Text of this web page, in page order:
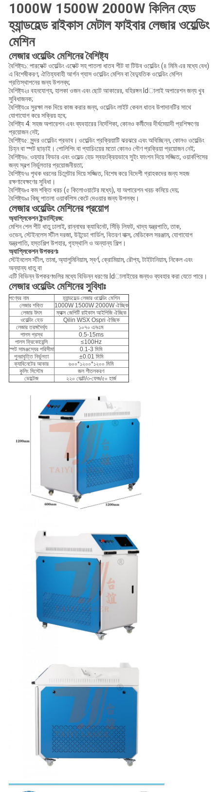
1000W 1500W 2000W কিলিন হেড
হ্যান্ডহেল্ড রাইকাস মেটাল ফাইবার লেজার ওয়েল্ডিং
মেশিন
লেজার ওয়েল্ডিং মেশিনের বৈশিষ্ট্য
বৈশিষ্ট্য১: পারফেক্ট ওয়েল্ডিং এফেক্ট সহ পাতলা ধাতব শীট বা টিউব ওয়েল্ডিং (৪ মিমি এর মধ্যে বেধ)
এ বিশেষীকরণ, ঐতিহ্যবাহী আর্গন গ্যাস ওয়েল্ডিং মেশিন বা বৈদ্যুতিক ওয়েল্ডিং মেশিন
প্রতিস্থাপনের জন্য উপলব্ধ;
বৈশিষ্ট্য২ঃ বহনযোগ্য, হালকা ওজন এবং ছোট আকারের, বহিরঙ্গন ldালাই অপারেশন জন্য খুব
সুবিধাজনক;
বৈশিষ্ট্য৩ঃ সুরক্ষা লক দিয়ে কাজ করার জন্য, ওয়েল্ডিং লাইট কেবল ধাতব উপাদানটির সাথে
যোগাযোগ করে সক্রিয় হবে;
বৈশিষ্ট্য 4: সহজ অপারেশন এবং ব্যবহারের নির্দেশিকা, কোনও কর্মীদের দীর্ঘমেয়াদী প্রশিক্ষণের
প্রয়োজন নেই;
বৈশিষ্ট্য৫: সুন্দর ওয়েল্ডিং প্রভাব। ওয়েল্ডিং প্রক্রিয়াটি ঝরঝরে এবং অবিচ্ছিন্ন, কোনও ওয়েল্ডিং
চিহ্ন বা স্পট ছাড়াই। পোলিশিং বা প্যাচিংয়ের মতো কোনও গৌণ প্রক্রিয়া প্রয়োজন নেই;
বৈশিষ্ট্য৬: ওয়্যার ফিডার এবং ওয়েল্ড হেড স্বয়ংক্রিয়ভাবে সুইং ফাংশন দিয়ে সজ্জিত, ওয়ার্কপিসের
জন্য স্বল্প নির্ভুলতার প্রয়োজনীয়তা;
বৈশিষ্ট্য৭ঃ পৃথক ধরনের চিলেন্টার দিয়ে সজ্জিত, বিশেষ করে বিদেশী গ্রাহকদের জন্য সহজ
রক্ষণাবেক্ষণের সুবিধা।
বৈশিষ্ট্য৮ঃ কম শক্তি খরচ (৫ কিলোওয়াটের মধ্যে), যা অপারেশন খরচ কমিয়ে দেয়;
বৈশিষ্ট্য৯ঃ কিছু পাতলা ওয়ার্কপিস কেটে দেওয়ার জন্য উপলব্ধ।
লেজার ওয়েল্ডিং মেশিনের প্রয়োগ
অ্যাপ্লিকেশন ইন্ডাস্ট্রিজ:
মেশিন শেল শীট ধাতু ঢালাই, রান্নাঘর ক্যাবিনেট, সিঁড়ি লিফট, খাদ্য যন্ত্রপাতি, তাক,
ওভেন, স্টেইনলেস স্টীল দরজা, উইন্ডো গার্ডিল, বিতরণ বাক্স, মেডিকেল সরঞ্জাম, যোগাযোগ
যন্ত্রপাতি, হস্তশিল্প উপহার, গৃহস্থালি ও অন্যান্য শিল্প।
অ্যাপ্লিকেশন উপকরণঃ
স্টেইনলেস স্টীল, তামা, অ্যালুমিনিয়াম, স্বর্ণ, ক্রোমিয়াম, রৌপ্য, টাইটানিয়াম, নিকেল এবং
অন্যান্য ধাতু বা
এটি বিভিন্ন উপকরণগুলির মধ্যে বিভিন্ন ধরণের ldালাইয়ের জন্যও ব্যবহার করা যেতে পারে।
লেজার ওয়েল্ডিং মেশিনের সুবিধাঃ
পণ্যের নাম
হ্যান্ডহেল্ড লেজার ওয়েল্ডিং মেশিন
লেজার শক্তি
1000W 1500W 2000W ঐচ্ছিক
লেজার উৎস
ম্যাক্স জেপিটি রাইকাস আইপিজি ঐচ্ছিক
ওয়েল্ডিং হেড
Qilin WSX Ospri ঐচ্ছিক
লেজার তরঙ্গদৈর্ঘ্য
১০৭০ এনএম
পালস প্রস্থ
0.5-15ms
পালস ফ্রিকোয়েন্সি
≤100Hz
স্পট সামঞ্জস্যের পরিসীমা
0.1-3 মিমি
পুনরাবৃত্তি নির্ভুলতা
±0.01 মিমি
ক্যাবিনেটের আকার
৬০০*১২০০*১২০০ মিমি
কুলিং সিস্টেম
জল শীতলকরণ
ভোল্টেজ
২২০ ভোল্ট/৩-ফেজ/৫০ হার্জ